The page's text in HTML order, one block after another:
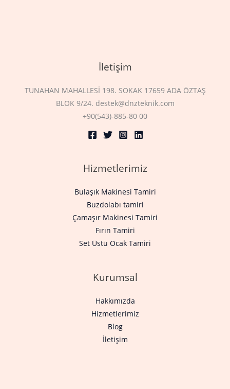
İletişim
TUNAHAN MAHALLESİ 198. SOKAK 17659 ADA ÖZTAŞ
BLOK 9/24. destek@dnzteknik.com
+90(543)-885-80 00
Hizmetlerimiz
Bulaşık Makinesi Tamiri
Buzdolabı tamiri
Çamaşır Makinesi Tamiri
Fırın Tamiri
Set Üstü Ocak Tamiri
Kurumsal
Hakkımızda
Hizmetlerimiz
Blog
İletişim